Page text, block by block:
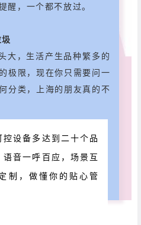
醒，一个都不放过。
，生活产生品种繁多的
极限，现在你只需要问一
分类，上海的朋友真的不
设备多达到二十个品
音一呼百应，场景互
制，做懂你的贴心管